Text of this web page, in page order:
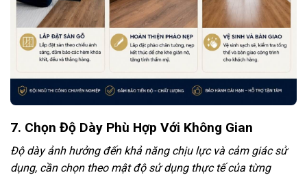
7. Chọn Độ Dày Phù Hợp Với Không Gian
Độ dày ảnh hưởng đến khả năng chịu lực và cảm giác sử
dụng, cần chọn theo mật độ sử dụng thực tế của từng